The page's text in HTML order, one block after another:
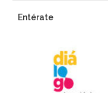
Entérate